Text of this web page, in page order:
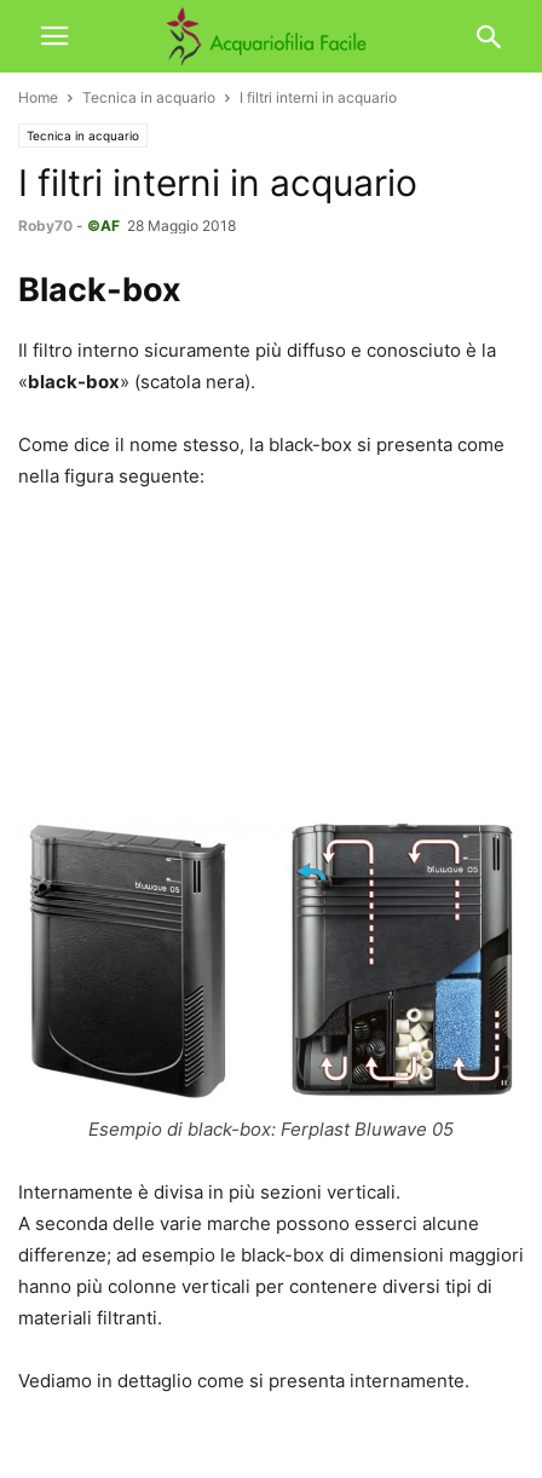
Home Tecnica in acquario I filtri interni in acquario
Tecnica in acquario
I filtri interni in acquario
Roby70 - ©AF 28 Maggio 2018
Black-box
Il filtro interno sicuramente più diffuso e conosciuto è la
«black-box» (scatola nera).
Come dice il nome stesso, la black-box si presenta come
nella figura seguente:
Esempio di black-box: Ferplast Bluwave 05
Internamente è divisa in più sezioni verticali.
A seconda delle varie marche possono esserci alcune
differenze; ad esempio le black-box di dimensioni maggiori
hanno più colonne verticali per contenere diversi tipi di
materiali filtranti.
Vediamo in dettaglio come si presenta internamente.